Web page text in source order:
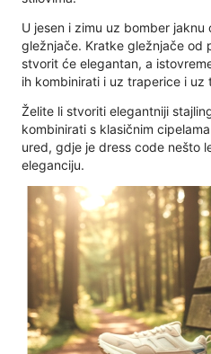
U jesen i zimu uz bomber
gležnjače. Kratke gležnjače od
stvorit će elegantan, a
ih kombinirati i uz traperice i uz
Želite li stvoriti elegantniji
kombinirati s klasičnim
ured, gdje je dress code nešto
eleganciju.